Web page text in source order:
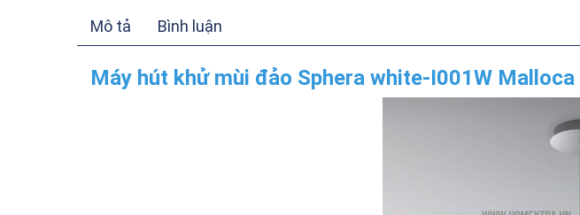
Mô tả Bình luận
Máy hút khử mùi đảo Sphera white-I001W Malloca